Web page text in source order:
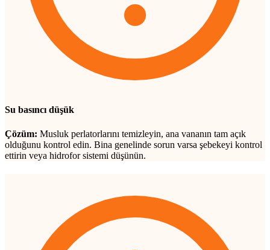
Su basıncı düşük
Çözüm: Musluk perlatorlarını temizleyin, ana vananın tam açık
olduğunu kontrol edin. Bina genelinde sorun varsa şebekeyi kontrol
ettirin veya hidrofor sistemi düşünün.